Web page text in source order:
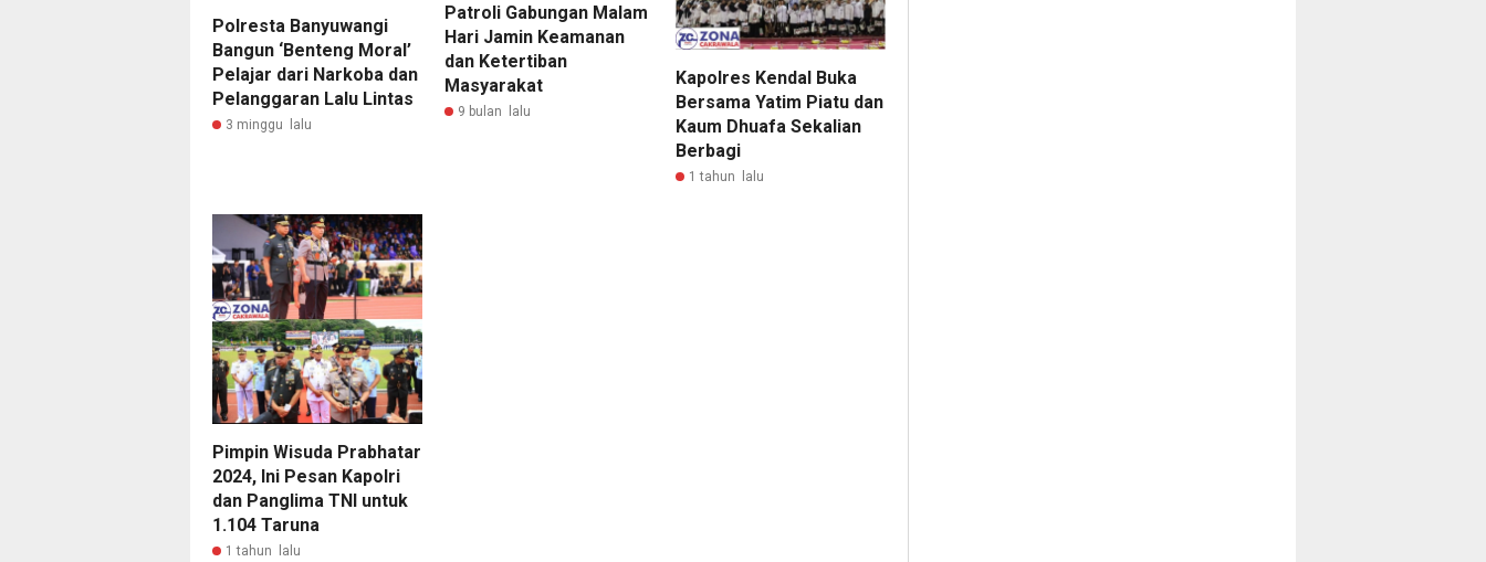
Polresta Banyuwangi
Bangun ‘Benteng Moral’
Pelajar dari Narkoba dan
Pelanggaran Lalu Lintas
3 minggu lalu
Patroli Gabungan Malam
Hari Jamin Keamanan
dan Ketertiban
Masyarakat
9 bulan lalu
Kapolres Kendal Buka
Bersama Yatim Piatu dan
Kaum Dhuafa Sekalian
Berbagi
1 tahun lalu
Pimpin Wisuda Prabhatar
2024, Ini Pesan Kapolri
dan Panglima TNI untuk
1.104 Taruna
1 tahun lalu